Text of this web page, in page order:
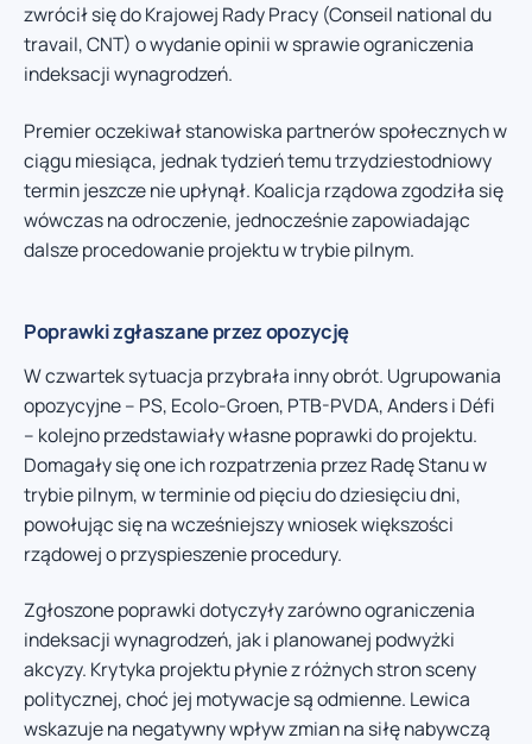
zwrócił się do Krajowej Rady Pracy (Conseil national du
travail, CNT) o wydanie opinii w sprawie ograniczenia
indeksacji wynagrodzeń.
Premier oczekiwał stanowiska partnerów społecznych w
ciągu miesiąca, jednak tydzień temu trzydziestodniowy
termin jeszcze nie upłynął. Koalicja rządowa zgodziła się
wówczas na odroczenie, jednocześnie zapowiadając
dalsze procedowanie projektu w trybie pilnym.
Poprawki zgłaszane przez opozycję
W czwartek sytuacja przybrała inny obrót. Ugrupowania
opozycyjne – PS, Ecolo-Groen, PTB-PVDA, Anders i Défi
– kolejno przedstawiały własne poprawki do projektu.
Domagały się one ich rozpatrzenia przez Radę Stanu w
trybie pilnym, w terminie od pięciu do dziesięciu dni,
powołując się na wcześniejszy wniosek większości
rządowej o przyspieszenie procedury.
Zgłoszone poprawki dotyczyły zarówno ograniczenia
indeksacji wynagrodzeń, jak i planowanej podwyżki
akcyzy. Krytyka projektu płynie z różnych stron sceny
politycznej, choć jej motywacje są odmienne. Lewica
wskazuje na negatywny wpływ zmian na siłę nabywczą